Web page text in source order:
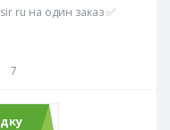
ru на один заказ ✅
7